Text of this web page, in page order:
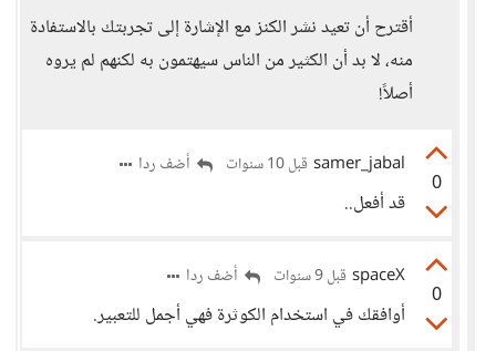
أقترح أن تعيد نشر الكنز مع الإشارة إلى تجربتك بالاستفادة
منه، لا بد أن الكثير من الناس سيهتمون به لكنهم لم يروه
أصلاً!
0
samer_jabal قبل 10 سنوات أضف ردا
قد أفعل..
0
spaceX قبل 9 سنوات أضف ردا
أوافقك في استخدام الكوثرة فهي أجمل للتعبير.